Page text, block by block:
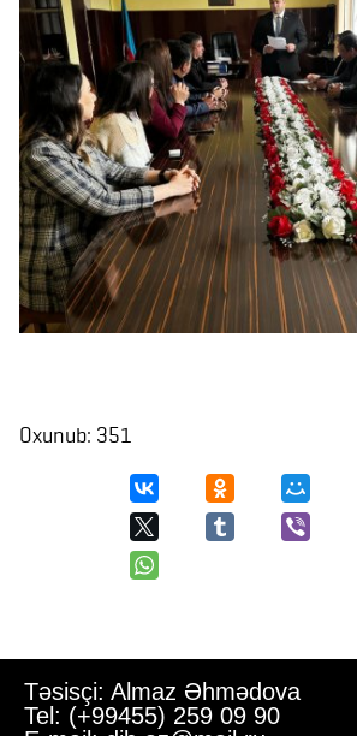
Oxunub: 351
Təsisçi: Almaz Əhmədova
Tel: (+99455) 259 09 90